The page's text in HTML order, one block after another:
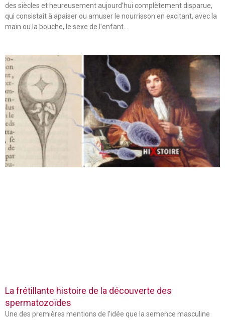
des siècles et heureusement aujourd’hui complètement disparue,
qui consistait à apaiser ou amuser le nourrisson en excitant, avec la
main ou la bouche, le sexe de l’enfant…
La frétillante histoire de la découverte des
spermatozoïdes
Une des premières mentions de l’idée que la semence masculine